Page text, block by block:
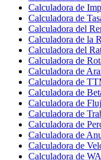
Calculadora de
Calculadora de
Calculadora del
Calculadora de la
Calculadora del
Calculadora de
Calculadora de
Calculadora de
Calculadora de
Calculadora de
Calculadora de
Calculadora de
Calculadora de
Calculadora de
Calculadora de